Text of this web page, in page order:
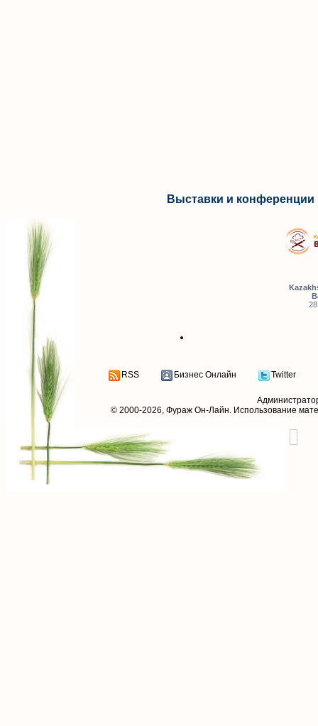
Выставки и конференции
RSS Бизнес Онлайн Twitter
© 2000-2026, Фураж Он-Лайн. Использование